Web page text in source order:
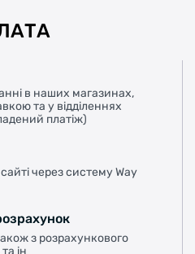
в наших магазинах,
та у відділеннях
платіж)
через систему Way
з розрахункового
ін